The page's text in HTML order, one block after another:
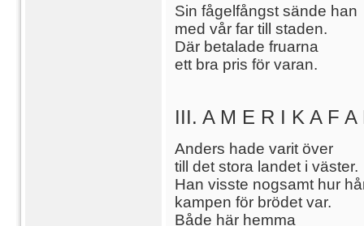
Sin fågelfångst sände han
med vår far till staden.
Där betalade fruarna
ett bra pris för varan.
III. A M E R I K A F A
Anders hade varit över
till det stora landet i väster.
Han visste nogsamt hur
kampen för brödet var.
Både här hemma